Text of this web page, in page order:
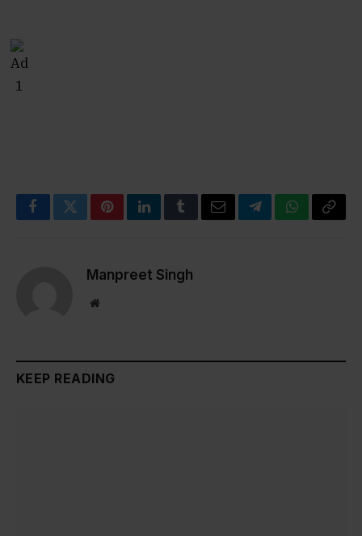
FacebookTwitterPinterestLinkedInTumblrEmailTelegramWhatsApp
Copy
Manpreet Singh
Website
KEEP READING